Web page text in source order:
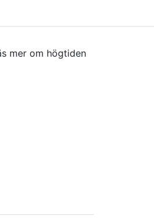
mer om högtiden